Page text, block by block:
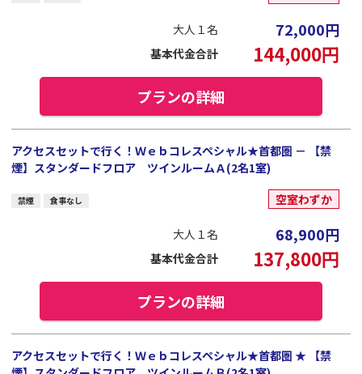
大人１名 72,000円
基本代金合計 144,000円
プランの詳細
アクセスセットで行く！Ｗｅｂコレスペシャル★首都圏 － 【禁
煙】スタンダードフロア ツインルームＡ(2名1室)
禁煙 食事なし 空室わずか
大人１名 68,900円
基本代金合計 137,800円
プランの詳細
アクセスセットで行く！Ｗｅｂコレスペシャル★首都圏 ★ 【禁